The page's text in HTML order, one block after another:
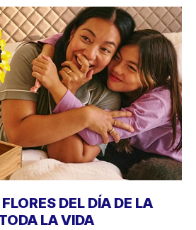
DEL DÍA DE LA
LA VIDA